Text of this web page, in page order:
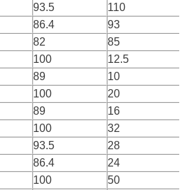
93.5
110
86.4
93
82
85
100
12.5
89
10
100
20
89
16
100
32
93.5
28
86.4
24
100
50